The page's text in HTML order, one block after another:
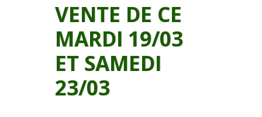
VENTE DE CE
MARDI 19/03
ET SAMEDI
23/03